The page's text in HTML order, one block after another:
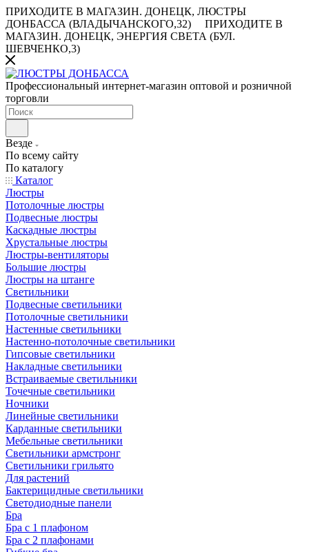
ПРИХОДИТЕ В МАГАЗИН. ДОНЕЦК, ЛЮСТРЫ
ДОНБАССА (ВЛАДЫЧАНСКОГО,32)
ПРИХОДИТЕ В
МАГАЗИН. ДОНЕЦК, ЭНЕРГИЯ СВЕТА (БУЛ.
ШЕВЧЕНКО,3)
Профессиональный интернет-магазин оптовой и розничной
торговли
Везде
По всему сайту
По каталогу
Каталог
Люстры
Потолочные люстры
Подвесные люстры
Каскадные люстры
Хрустальные люстры
Люстры-вентиляторы
Большие люстры
Люстры на штанге
Светильники
Подвесные светильники
Потолочные светильники
Настенные светильники
Настенно-потолочные светильники
Гипсовые светильники
Накладные светильники
Встраиваемые светильники
Точечные светильники
Ночники
Линейные светильники
Карданные светильники
Мебельные светильники
Светильники армстронг
Светильники грильято
Для растений
Бактерицидные светильники
Светодиодные панели
Бра
Бра с 1 плафоном
Бра с 2 плафонами